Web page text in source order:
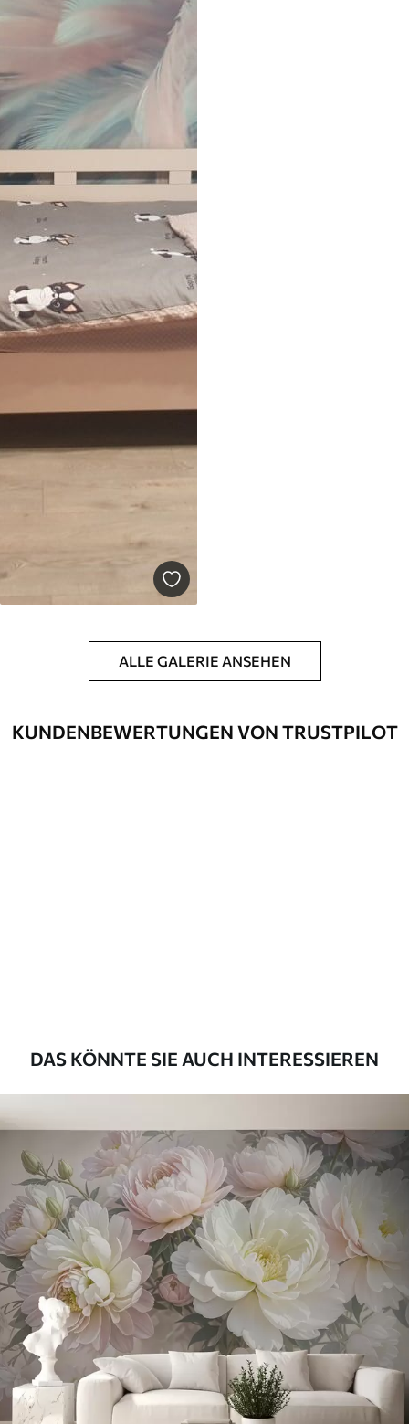
ALLE GALERIE ANSEHEN
KUNDENBEWERTUNGEN VON TRUSTPILOT
DAS KÖNNTE SIE AUCH INTERESSIEREN